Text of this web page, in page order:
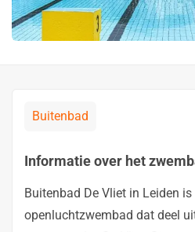
Buitenbad
Informatie over het
Buitenbad De Vliet in Leiden
openluchtzwembad dat deel